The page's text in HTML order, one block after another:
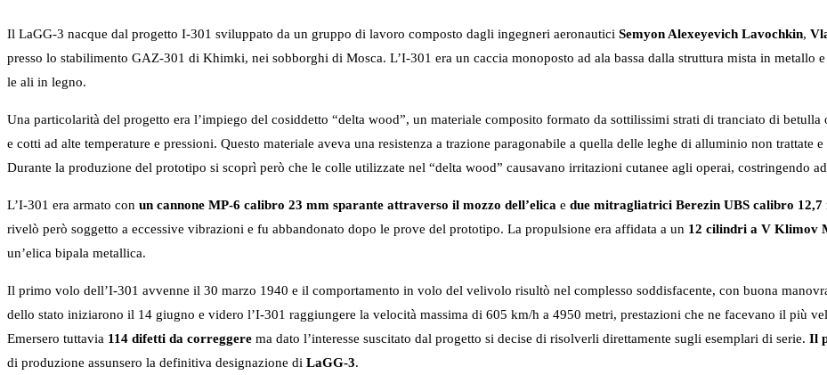
Il LaGG-3 nacque dal progetto I-301 sviluppato da un gruppo di lavoro composto dagli ingegneri aeronautici Semyon Alexeyevich Lavochkin,
presso lo stabilimento GAZ-301 di Khimki, nei sobborghi di Mosca. L’I-301 era un caccia monoposto ad ala bassa dalla struttura mista in metallo
le ali in legno.
Una particolarità del progetto era l’impiego del cosiddetto “delta wood”, un materiale composito formato da sottilissimi strati di tranciato di
e cotti ad alte temperature e pressioni. Questo materiale aveva una resistenza a trazione paragonabile a quella delle leghe di alluminio non trattate
Durante la produzione del prototipo si scoprì però che le colle utilizzate nel “delta wood” causavano irritazioni cutanee agli operai, costringendo
L’I-301 era armato con un cannone MP-6 calibro 23 mm sparante attraverso il mozzo dell’elica e due mitragliatrici Berezin UBS calibro
rivelò però soggetto a eccessive vibrazioni e fu abbandonato dopo le prove del prototipo. La propulsione era affidata a un 12 cilindri a V Klimov
un’elica bipala metallica.
Il primo volo dell’I-301 avvenne il 30 marzo 1940 e il comportamento in volo del velivolo risultò nel complesso soddisfacente, con buona
dello stato iniziarono il 14 giugno e videro l’I-301 raggiungere la velocità massima di 605 km/h a 4950 metri, prestazioni che ne facevano il più
Emersero tuttavia 114 difetti da correggere ma dato l’interesse suscitato dal progetto si decise di risolverli direttamente sugli esemplari di serie. Il
di produzione assunsero la definitiva designazione di LaGG-3.